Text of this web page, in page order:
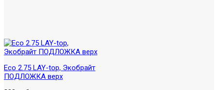
Eco 2.75 LAY-top, Экобрайт
ПОДЛОЖКА верх